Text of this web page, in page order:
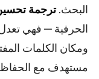
البحث.ترجمة
الحرفية — فهي
ومكان الكلمات
مستهدف مع الحفاظ